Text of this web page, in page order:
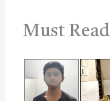
Must Read